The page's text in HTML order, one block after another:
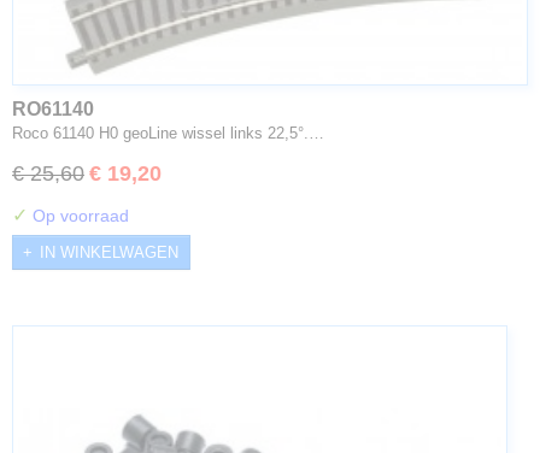
RO61140
Roco 61140 H0 geoLine wissel links 22,5°.…
€ 25,60 € 19,20
✓ Op voorraad
IN WINKELWAGEN